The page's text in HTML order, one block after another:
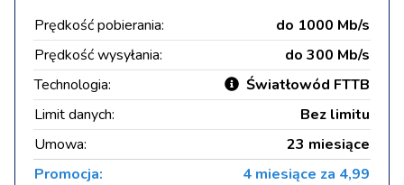
Prędkość pobierania:
do 1000 Mb/s
Prędkość wysyłania:
do 300 Mb/s
Technologia:
Światłowód FTTB
Limit danych:
Bez limitu
Umowa:
23 miesiące
Promocja:
4 miesiące za 4,99